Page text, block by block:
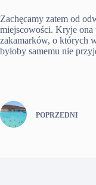
Zachęcamy zatem od
miejscowości. Kryje
zakamarków, o których
byłoby samemu nie
POPRZEDNI